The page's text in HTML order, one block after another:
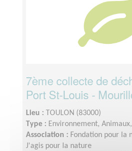
7ème collecte de
Port St-Louis -
Lieu :
TOULON (83000)
Type : Environnement,
Association : Fondation pour la
J'agis pour la nature